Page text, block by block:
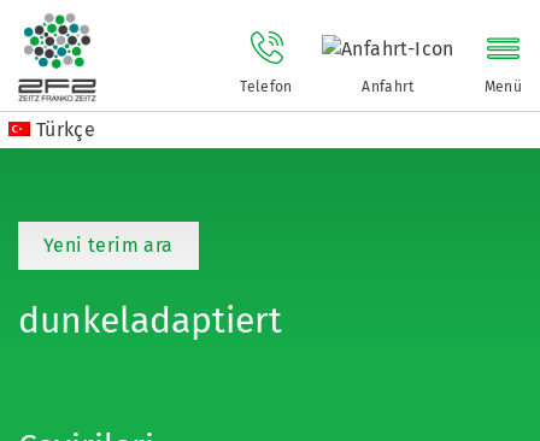
Menü
Telefon Anfahrt
Türkçe
Yeni terim ara
dunkeladaptiert